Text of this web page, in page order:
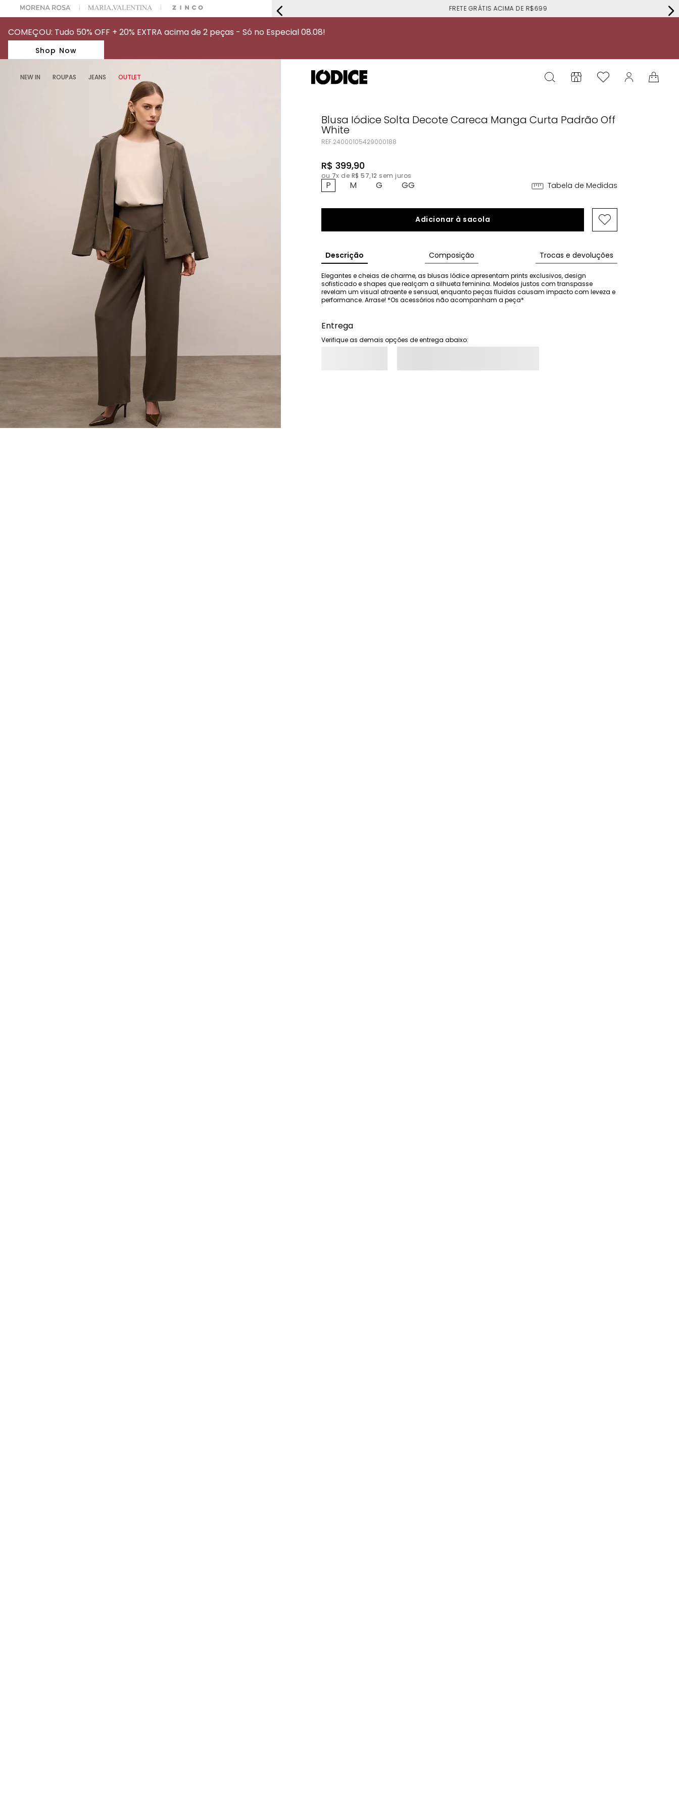
ESCOLHER SEU LOOK? FALE COM NOSSA PERSONAL SHOPPER. FRETE GRÁTIS ACIMA DE R$699
COMEÇOU: Tudo 50% OFF + 20% EXTRA acima de 2 peças - Só no Especial 08.08!
Shop Now
NEW IN ROUPAS JEANS OUTLET
Blusa Iódice Solta Decote Careca Manga Curta Padrão Off
White
REF.24000105429000188
R$ 399,90
ou 7x de R$ 57,12 sem juros
P M G GG Tabela de Medidas
Adicionar à sacola
Descrição Composição Trocas e devoluções
Elegantes e cheias de charme, as blusas Iódice apresentam prints exclusivos, design
sofisticado e shapes que realçam a silhueta feminina. Modelos justos com transpasse
revelam um visual atraente e sensual, enquanto peças fluidas causam impacto com leveza e
performance. Arrase! *Os acessórios não acompanham a peça*
Entrega
Verifique as demais opções de entrega abaixo: